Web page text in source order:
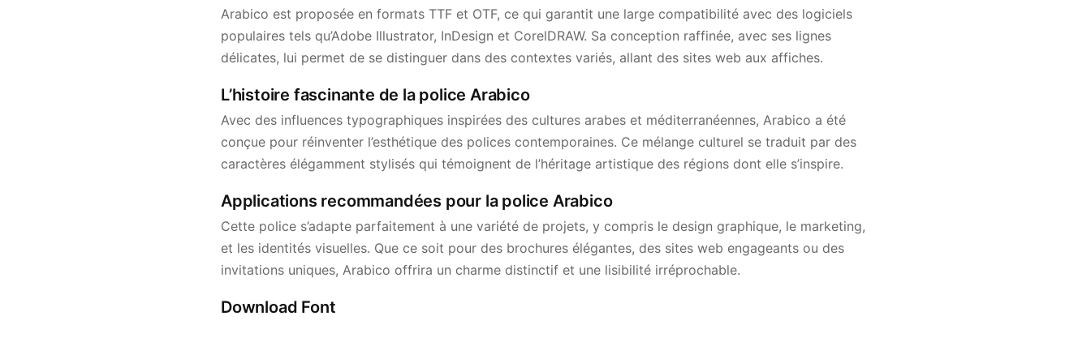
Arabico est proposée en formats TTF et OTF, ce qui garantit une large compatibilité avec des logiciels
populaires tels qu’Adobe Illustrator, InDesign et CorelDRAW. Sa conception raffinée, avec ses lignes
délicates, lui permet de se distinguer dans des contextes variés, allant des sites web aux affiches.
L’histoire fascinante de la police Arabico
Avec des influences typographiques inspirées des cultures arabes et méditerranéennes, Arabico a été
conçue pour réinventer l’esthétique des polices contemporaines. Ce mélange culturel se traduit par des
caractères élégamment stylisés qui témoignent de l’héritage artistique des régions dont elle s’inspire.
Applications recommandées pour la police Arabico
Cette police s’adapte parfaitement à une variété de projets, y compris le design graphique, le marketing,
et les identités visuelles. Que ce soit pour des brochures élégantes, des sites web engageants ou des
invitations uniques, Arabico offrira un charme distinctif et une lisibilité irréprochable.
Download Font